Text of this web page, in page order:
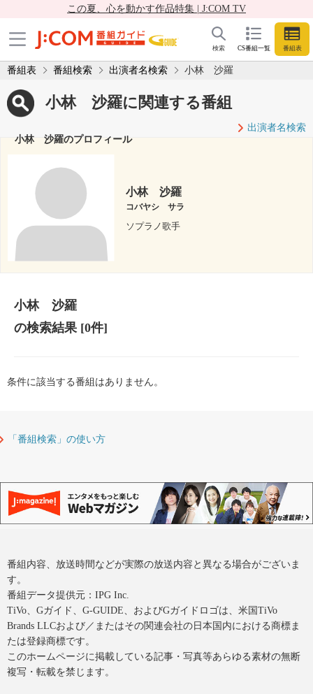
この夏、心を動かす作品特集 | J:COM TV
CS番組一覧 番組表
検索
番組表 番組検索 出演者名検索 小林 沙羅
小林 沙羅に関連する番組
出演者名検索
小林 沙羅のプロフィール
小林 沙羅
コバヤシ サラ
ソプラノ歌手
小林 沙羅
の検索結果[0件]
条件に該当する番組はありません。
「番組検索」の使い方
番組内容、放送時間などが実際の放送内容と異なる場合がございま
す。
番組データ提供元：IPG Inc.
TiVo、Gガイド、G-GUIDE、およびGガイドロゴは、米国TiVo
Brands LLCおよび／またはその関連会社の日本国内における商標ま
たは登録商標です。
このホームページに掲載している記事・写真等あらゆる素材の無断
複写・転載を禁じます。